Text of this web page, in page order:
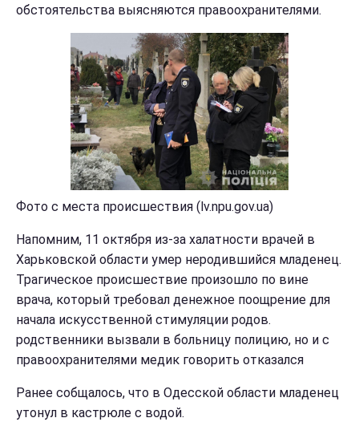
обстоятельства выясняются правоохранителями.
Фото с места происшествия (lv.npu.gov.ua)
Напомним, 11 октября из-за халатности врачей в
Харьковской области умер неродившийся младенец.
Трагическое происшествие произошло по вине
врача, который требовал денежное поощрение для
начала искусственной стимуляции родов.
родственники вызвали в больницу полицию, но и с
правоохранителями медик говорить отказался
Ранее собщалось, что в Одесской области младенец
утонул в кастрюле с водой.